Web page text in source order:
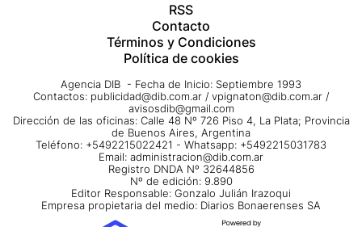
RSS
Contacto
Términos y Condiciones
Política de cookies
Agencia DIB - Fecha de Inicio: Septiembre 1993
Contactos: publicidad@dib.com.ar / vpignaton@dib.com.ar /
avisosdib@gmail.com
Dirección de las oficinas: Calle 48 Nº 726 Piso 4, La Plata; Provincia
de Buenos Aires, Argentina
Teléfono: +5492215022421 - Whatsapp: +5492215031783
Email: administracion@dib.com.ar
Registro DNDA Nº 32644856
Nº de edición: 9.890
Editor Responsable: Gonzalo Julián Irazoqui
Empresa propietaria del medio: Diarios Bonaerenses SA